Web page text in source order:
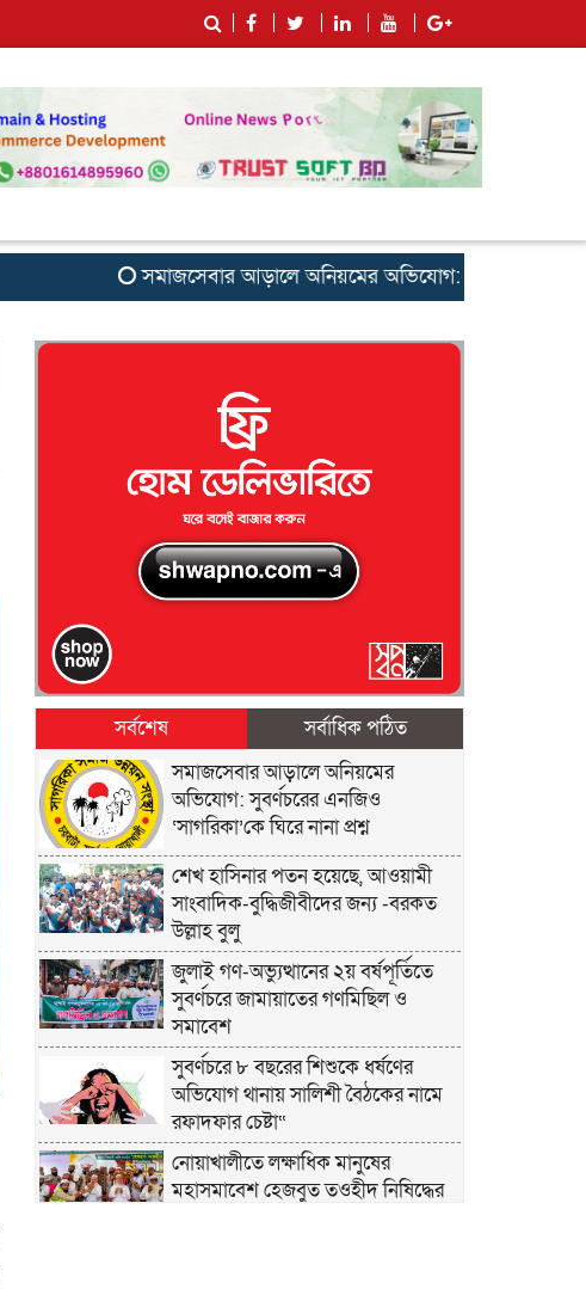
সমাজসেবার আড়ালে অনিয়মের অভিযোগ: সুবর্ণচরের এনজিও
সর্বশেষ
সর্বাধিক পঠিত
সমাজসেবার আড়ালে অনিয়মের
অভিযোগ: সুবর্ণচরের এনজিও
‘সাগরিকা’কে ঘিরে নানা প্রশ্ন
শেখ হাসিনার পতন হয়েছে, আওয়ামী
সাংবাদিক-বুদ্ধিজীবীদের জন্য -বরকত
উল্লাহ বুলু
জুলাই গণ-অভ্যুত্থানের ২য় বর্ষপূর্তিতে
সুবর্ণচরে জামায়াতের গণমিছিল ও
সমাবেশ
সুবর্ণচরে ৮ বছরের শিশুকে ধর্ষণের
অভিযোগ থানায় সালিশী বৈঠকের নামে
রফাদফার চেষ্টা“
নোয়াখালীতে লক্ষাধিক মানুষের
মহাসমাবেশ হেজবুত তওহীদ নিষিদ্ধের